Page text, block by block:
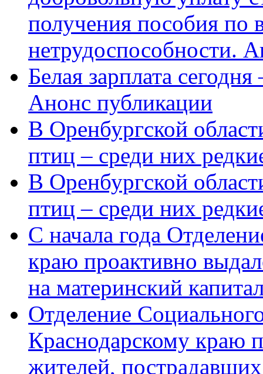
получения пособия по
нетрудоспособности.
Белая зарплата
Анонс публикации
В Оренбургской
птиц – среди них
В Оренбургской
птиц – среди них
С начала года
краю проактивно
на материнский
Отделение
Краснодарскому краю
жителей,